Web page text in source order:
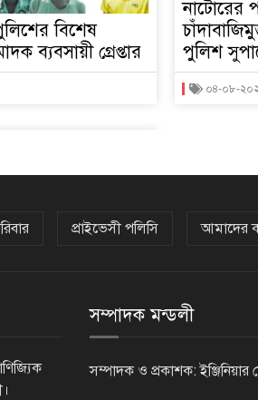
বিশেষ
ব্যবসায়ী গ্রেপ্তার
নাটোরের
পুলিশ
০৪-০৮-
প্রাইভেসী পলিসি আমাদের
সম্পাদক মন্ডলী
সম্পাদক ও প্রকাশক: